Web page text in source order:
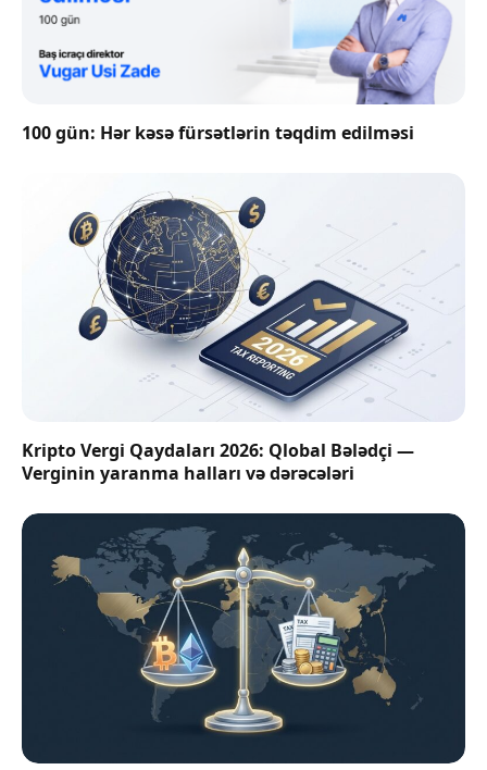
100 gün: Hər kəsə fürsətlərin təqdim edilməsi
Kripto Vergi Qaydaları 2026: Qlobal Bələdçi —
Verginin yaranma halları və dərəcələri